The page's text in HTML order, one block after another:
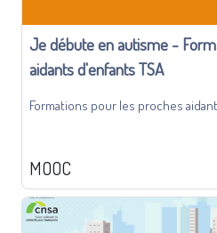
Je débute en autisme -
aidants d'enfants TSA
Formations pour les proches
MOOC